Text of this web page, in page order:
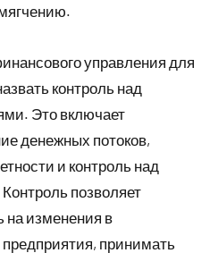
управления для
контроль над
Это включает
денежных потоков,
и контроль над
позволяет
на изменения в
принимать